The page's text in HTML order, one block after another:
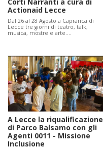
Corti Narranti a cura di
Actionaid Lecce
Dal 26 al 28 Agosto a Caprarica di
Lecce tre giorni di teatro, talk,
musica, mostre e arte.…
A Lecce la riqualificazione
di Parco Balsamo con gli
Agenti 0011 - Missione
Inclusione